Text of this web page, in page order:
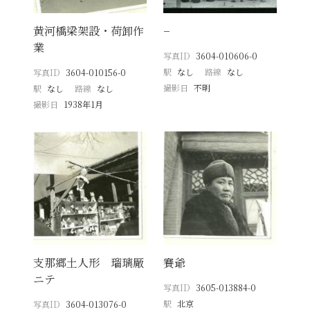
黄河橋梁架設・荷卸作
業
写真ID 3604-010156-0
駅 なし 路線 なし
撮影日
1938年1月
−
写真ID 3604-010606-0
駅 なし 路線 なし
撮影日 不明
支那郷土人形 瑠璃厰
ニテ
写真ID 3604-013076-0
賽爺
写真ID 3605-013884-0
駅 北京